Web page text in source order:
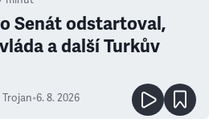
Senát odstartoval,
a další Turkův
•6. 8. 2026